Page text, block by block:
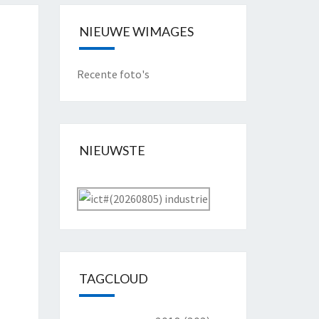
NIEUWE WIMAGES
Recente foto's
NIEUWSTE
TAGCLOUD